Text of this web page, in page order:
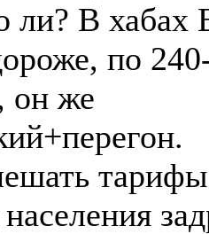
ли? В хабах
по
он же